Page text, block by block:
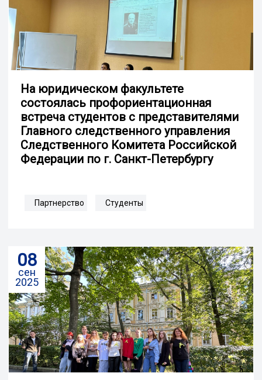
На юридическом факультете
состоялась профориентационная
встреча студентов с представителями
Главного следственного управления
Следственного Комитета Российской
Федерации по г. Санкт-Петербургу
Партнерство Студенты
08
сен
2025